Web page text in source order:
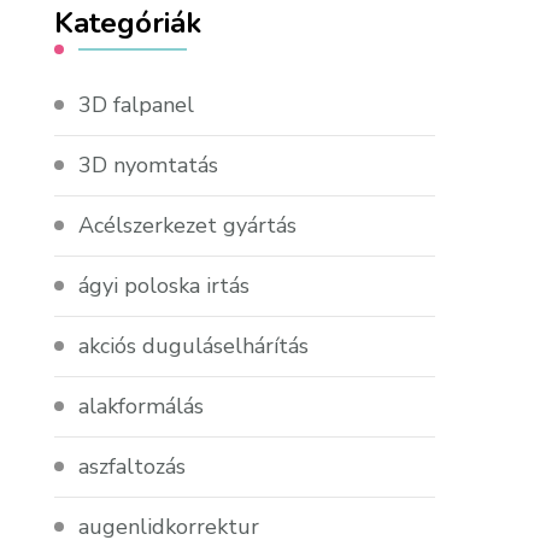
Kategóriák
3D falpanel
3D nyomtatás
Acélszerkezet gyártás
ágyi poloska irtás
akciós duguláselhárítás
alakformálás
aszfaltozás
augenlidkorrektur